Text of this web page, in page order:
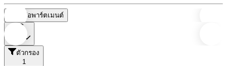
หอพัก/อพาร์ตเมนต์
ตัวกรอง
1